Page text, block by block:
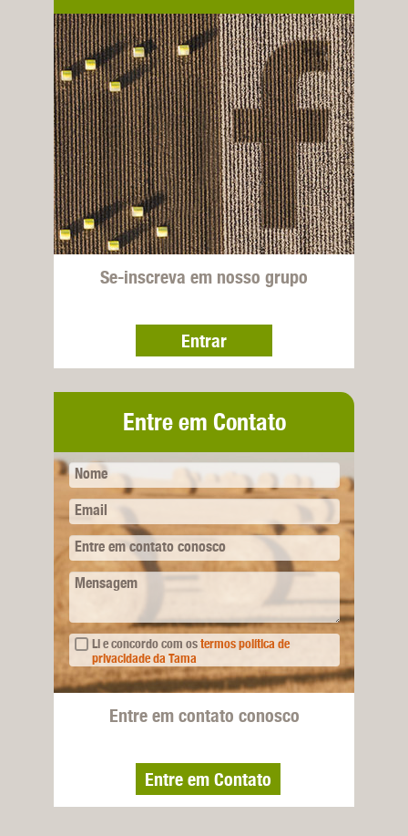
Se-inscreva em nosso grupo
Entrar
Entre em Contato
Nome
Email
Entre em contato conosco
Mensagem
Li e concordo com ostermos política de
privacidade da Tama
Entre em contato conosco
Entre em Contato